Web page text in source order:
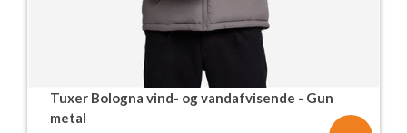
Tuxer Bologna vind- og vandafvisende - Gun
metal